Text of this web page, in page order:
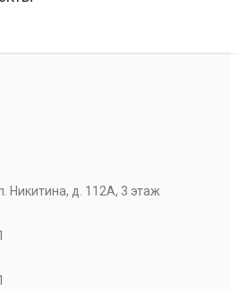
Никитина, д. 112А, 3 этаж